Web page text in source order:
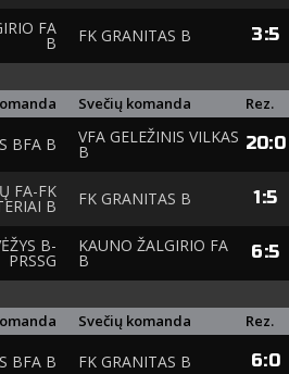
FA
B FK GRANITAS B 3:5
Svečių komanda Rez.
BFA B VFA GELEŽINIS VILKAS
B 20:0
FA-FK
B FK GRANITAS B 1:5
B-
PRSSG
KAUNO ŽALGIRIO FA
B 6:5
Svečių komanda Rez.
BFA B FK GRANITAS B 6:0